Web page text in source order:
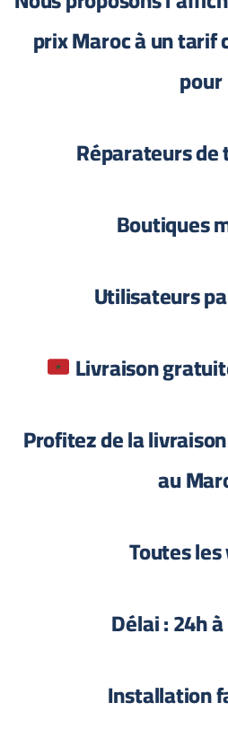
prix Maroc à un
pour
Réparateurs
Boutiques
Utilisateurs
Profitez de la
au
Toutes